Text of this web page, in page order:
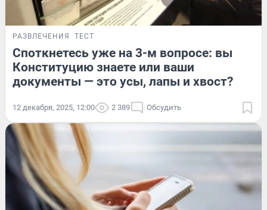
РАЗВЛЕЧЕНИЯ ТЕСТ
Споткнетесь уже на 3-м вопросе: вы
Конституцию знаете или ваши
документы — это усы, лапы и хвост?
12 декабря, 2025, 12:00 2 389 Обсудить